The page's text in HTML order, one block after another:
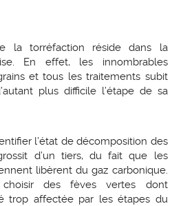
la torréfaction réside dans la
En effet, les innombrables
et tous les traitements subit
plus difficile l’étape de sa
l’état de décomposition des
d’un tiers, du fait que les
libèrent du gaz carbonique.
choisir des fèves vertes dont
trop affectée par les étapes du